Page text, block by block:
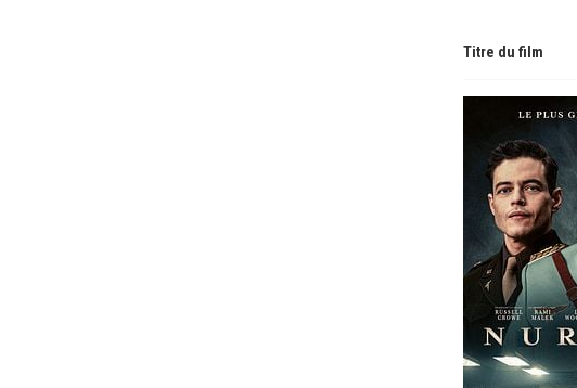
Titre du film